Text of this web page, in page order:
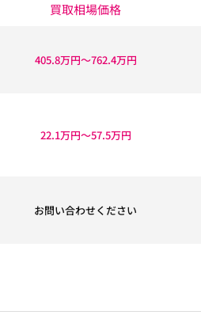
買取相場価格
405.8万円〜762.4万円
22.1万円〜57.5万円
お問い合わせください